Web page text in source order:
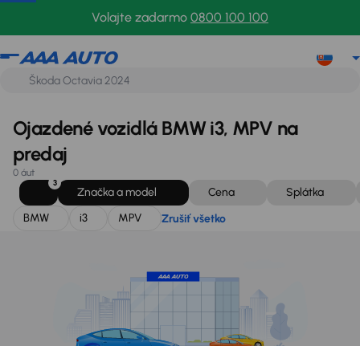
Volajte zadarmo 0800 100 100
BMW
Ojazdené vozidlá BMW i3, MPV na
predaj
0 áut
3
Značka a model Cena
Splátka
BMW
i3 MPV Zrušiť všetko